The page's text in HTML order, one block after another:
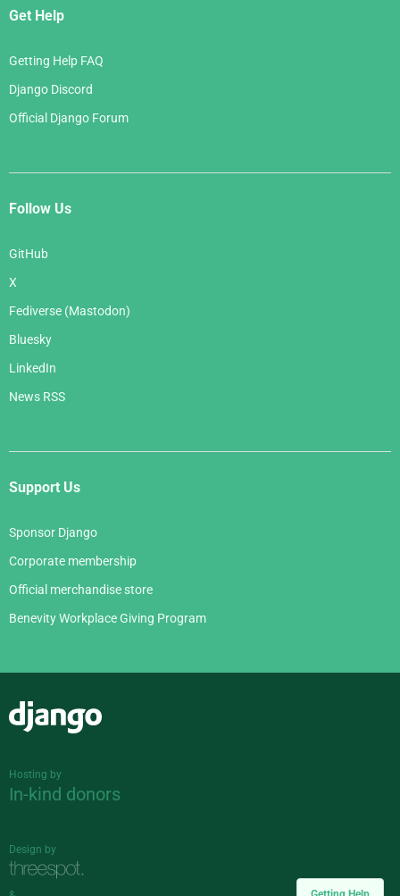
Get Help
Getting Help FAQ
Django Discord
Official Django Forum
Follow Us
GitHub
X
Fediverse (Mastodon)
Bluesky
LinkedIn
News RSS
Support Us
Sponsor Django
Corporate membership
Official merchandise store
Benevity Workplace Giving Program
Hosting by
In-kind donors
Design by